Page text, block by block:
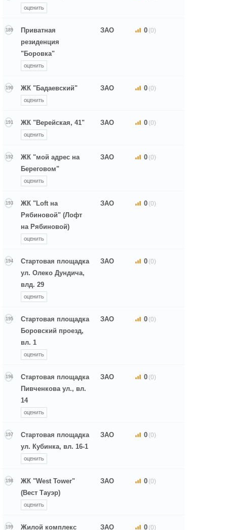
ОЦЕНИТЬ
189
Приватная
резиденция
"Боровка"
ОЦЕНИТЬ
ЗАО 0 (0)
190 ЖК "Бадаевский"
ОЦЕНИТЬ
ЗАО 0 (0)
191 ЖК "Верейская, 41"
ОЦЕНИТЬ
ЗАО 0 (0)
192
ЖК "мой адрес на
Береговом"
ОЦЕНИТЬ
ЗАО 0 (0)
193
ЖК "Loft на
Рябиновой" (Лофт
на Рябиновой)
ОЦЕНИТЬ
ЗАО 0 (0)
194
Стартовая площадка
ул. Олеко Дундича,
влд. 29
ОЦЕНИТЬ
ЗАО 0 (0)
195
Стартовая площадка
Боровский проезд,
вл. 1
ОЦЕНИТЬ
ЗАО 0 (0)
196
Стартовая площадка
Пивченкова ул., вл.
14
ОЦЕНИТЬ
ЗАО 0 (0)
197
Стартовая площадка
ул. Кубинка, вл. 16-1
ОЦЕНИТЬ
ЗАО 0 (0)
198
ЖК "West Tower"
(Вест Тауэр)
ОЦЕНИТЬ
ЗАО 0 (0)
199 Жилой комплекс ЗАО 0 (0)